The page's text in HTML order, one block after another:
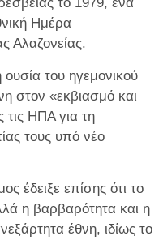
Ημέρα
Αλαζονείας.
του ηγεμονικού
στον «εκβιασμό και
τις ΗΠΑ για τη
τους υπό νέο
έδειξε επίσης ότι το
η βαρβαρότητα και η
έθνη, ιδίως το